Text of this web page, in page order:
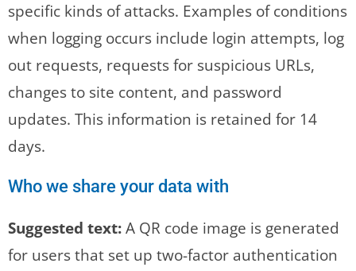
specific kinds of attacks. Examples of conditions
when logging occurs include login attempts, log
out requests, requests for suspicious URLs,
changes to site content, and password
updates. This information is retained for 14
days.
Who we share your data with
Suggested text:A QR code image is generated
for users that set up two-factor authentication